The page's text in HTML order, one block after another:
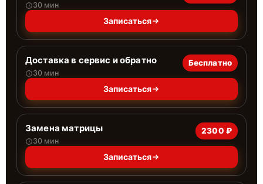
30 мин
Записаться
Доставка в сервис и обратно
30 мин
Бесплатно
Записаться
Замена матрицы
30 мин
2300 ₽
Записаться